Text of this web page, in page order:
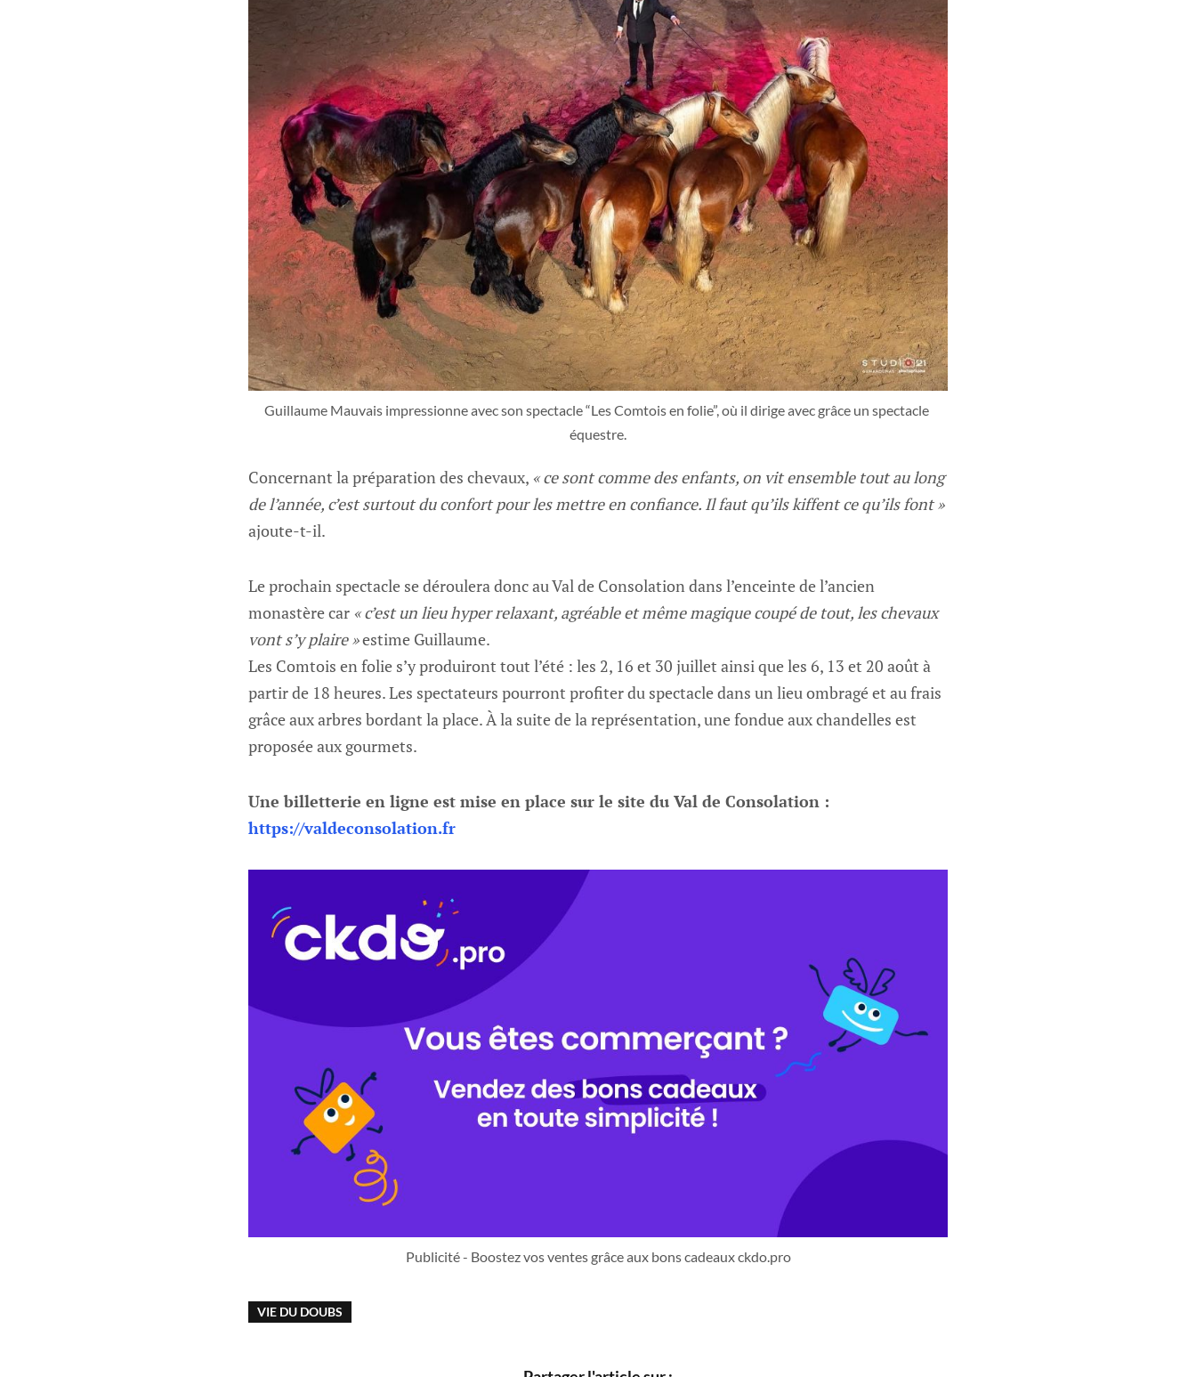
Guillaume Mauvais impressionne avec son spectacle “Les Comtois en folie”, où il dirige avec grâce un spectacle
équestre.
Concernant la préparation des chevaux, « ce sont comme des enfants, on vit ensemble tout au long
de l’année, c’est surtout du confort pour les mettre en confiance. Il faut qu’ils kiffent ce qu’ils font »
ajoute-t-il.
Le prochain spectacle se déroulera donc au Val de Consolation dans l’enceinte de l’ancien
monastère car « c’est un lieu hyper relaxant, agréable et même magique coupé de tout, les chevaux
vont s’y plaire »estime Guillaume.
Les Comtois en folie s’y produiront tout l’été : les 2, 16 et 30 juillet ainsi que les 6, 13 et 20 août à
partir de 18 heures. Les spectateurs pourront profiter du spectacle dans un lieu ombragé et au frais
grâce aux arbres bordant la place. À la suite de la représentation, une fondue aux chandelles est
proposée aux gourmets.
Une billetterie en ligne est mise en place sur le site du Val de Consolation :
https://valdeconsolation.fr
Publicité - Boostez vos ventes grâce aux bons cadeaux ckdo.pro
VIE DU DOUBS